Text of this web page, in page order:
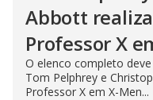
Abbott
Professor X
O elenco completo
Tom Pelphrey e
Professor X em X-Men...